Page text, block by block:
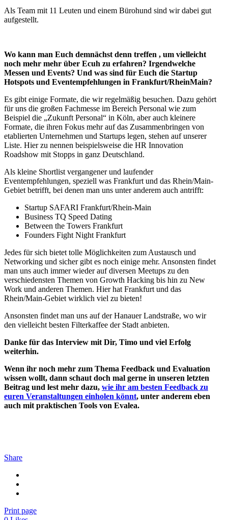
Als Team mit 11 Leuten und einem Bürohund sind wir dabei gut
aufgestellt.
Wo kann man Euch demnächst denn treffen , um vielleicht
noch mehr mehr über Ecuh zu erfahren? Irgendwelche
Messen und Events? Und was sind für Euch die Startup
Hotspots und Eventempfehlungen in Frankfurt/RheinMain?
Es gibt einige Formate, die wir regelmäßig besuchen. Dazu gehört
für uns die großen Fachmesse im Bereich Personal wie zum
Beispiel die „Zukunft Personal“ in Köln, aber auch kleinere
Formate, die ihren Fokus mehr auf das Zusammenbringen von
etablierten Unternehmen und Startups legen, stehen auf unserer
Liste. Hier zu nennen beispielsweise die HR Innovation
Roadshow mit Stopps in ganz Deutschland.
Als kleine Shortlist vergangener und laufender
Eventempfehlungen, speziell was Frankfurt und das Rhein/Main-
Gebiet betrifft, bei denen man uns unter anderem auch antrifft:
Startup SAFARI Frankfurt/Rhein-Main
Business TQ Speed Dating
Between the Towers Frankfurt
Founders Fight Night Frankfurt
Jedes für sich bietet tolle Möglichkeiten zum Austausch und
Networking und sicher gibt es noch einige mehr. Ansonsten findet
man uns auch immer wieder auf diversen Meetups zu den
verschiedensten Themen von Growth Hacking bis hin zu New
Work und anderen Themen. Hier hat Frankfurt und das
Rhein/Main-Gebiet wirklich viel zu bieten!
Ansonsten findet man uns auf der Hanauer Landstraße, wo wir
den vielleicht besten Filterkaffee der Stadt anbieten.
Danke für das Interview mit Dir, Timo und viel Erfolg
weiterhin.
Wenn ihr noch mehr zum Thema Feedback und Evaluation
wissen wollt, dann schaut doch mal gerne in unseren letzten
Beitrag und lest mehr dazu, wie ihr am besten Feedback zu
euren Veranstaltungen einholen könnt, unter anderem eben
auch mit praktischen Tools von Evalea.
Share
Print page